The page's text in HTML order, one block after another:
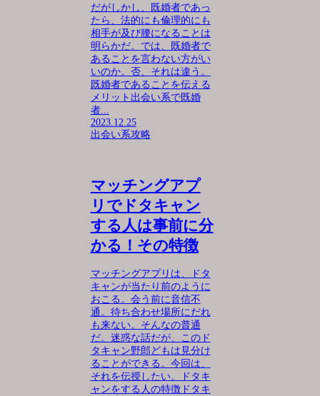
だがしかし、既婚者であっ
たら、法的にも倫理的にも
相手が及び腰になることは
明らかだ。では、既婚者で
あることを言わない方がい
いのか。否、それは違う。
既婚者であることを伝える
メリット出会い系で既婚
者...
2023.12.25
出会い系攻略
マッチングアプ
リでドタキャン
する人は事前に分
かる！その特徴
マッチングアプリは、ドタ
キャンが当たり前のように
おこる。会う前に音信不
通。待ち合わせ場所にだれ
も来ない。そんなの普通
だ。迷惑な話だが、このド
タキャン野郎どもは見分け
ることができる。今回は、
それを伝授したい。ドタキ
ャンをする人の特徴ドタキ